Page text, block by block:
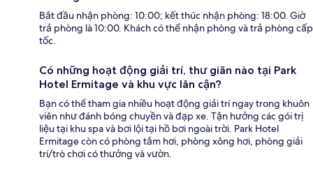
Bắt đầu nhận phòng: 10:00; kết thúc nhận phòng: 18:00. Giờ
trả phòng là 10:00. Khách có thể nhận phòng và trả phòng cấp
tốc.
Có những hoạt động giải trí, thư giãn nào tại Park
Hotel Ermitage và khu vực lân cận?
Bạn có thể tham gia nhiều hoạt động giải trí ngay trong khuôn
viên như đánh bóng chuyền và đạp xe. Tận hưởng các gói trị
liệu tại khu spa và bơi lội tại hồ bơi ngoài trời. Park Hotel
Ermitage còn có phòng tắm hơi, phòng xông hơi, phòng giải
trí/trò chơi có thưởng và vườn.